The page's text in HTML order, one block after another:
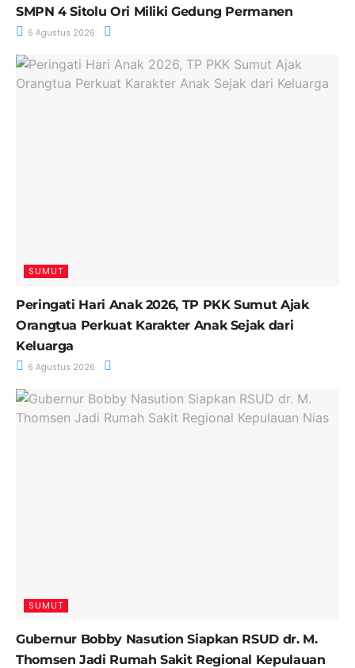
SMPN 4 Sitolu Ori Miliki Gedung Permanen
6 Agustus 2026
SUMUT
Peringati Hari Anak 2026, TP PKK Sumut Ajak
Orangtua Perkuat Karakter Anak Sejak dari
Keluarga
6 Agustus 2026
SUMUT
Gubernur Bobby Nasution Siapkan RSUD dr. M.
Thomsen Jadi Rumah Sakit Regional Kepulauan